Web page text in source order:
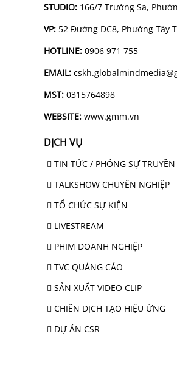
STUDIO: 166/7 Trường Sa,
VP: 52 Đường DC8, Phường Tây
HOTLINE: 0906 971 755
EMAIL:
MST: 0315764898
WEBSITE: www.gmm.vn
DỊCH VỤ
TIN TỨC / PHÓNG SỰ
TALKSHOW CHUYÊN NGHIỆP
TỔ CHỨC SỰ KIỆN
LIVESTREAM
PHIM DOANH NGHIỆP
TVC QUẢNG CÁO
SẢN XUẤT VIDEO CLIP
CHIẾN DỊCH TẠO HIỆU ỨNG
DỰ ÁN CSR